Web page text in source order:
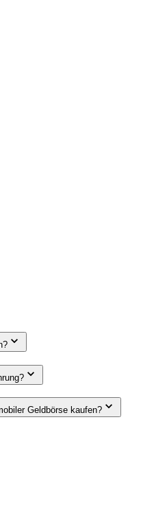
Geldbörse kaufen?